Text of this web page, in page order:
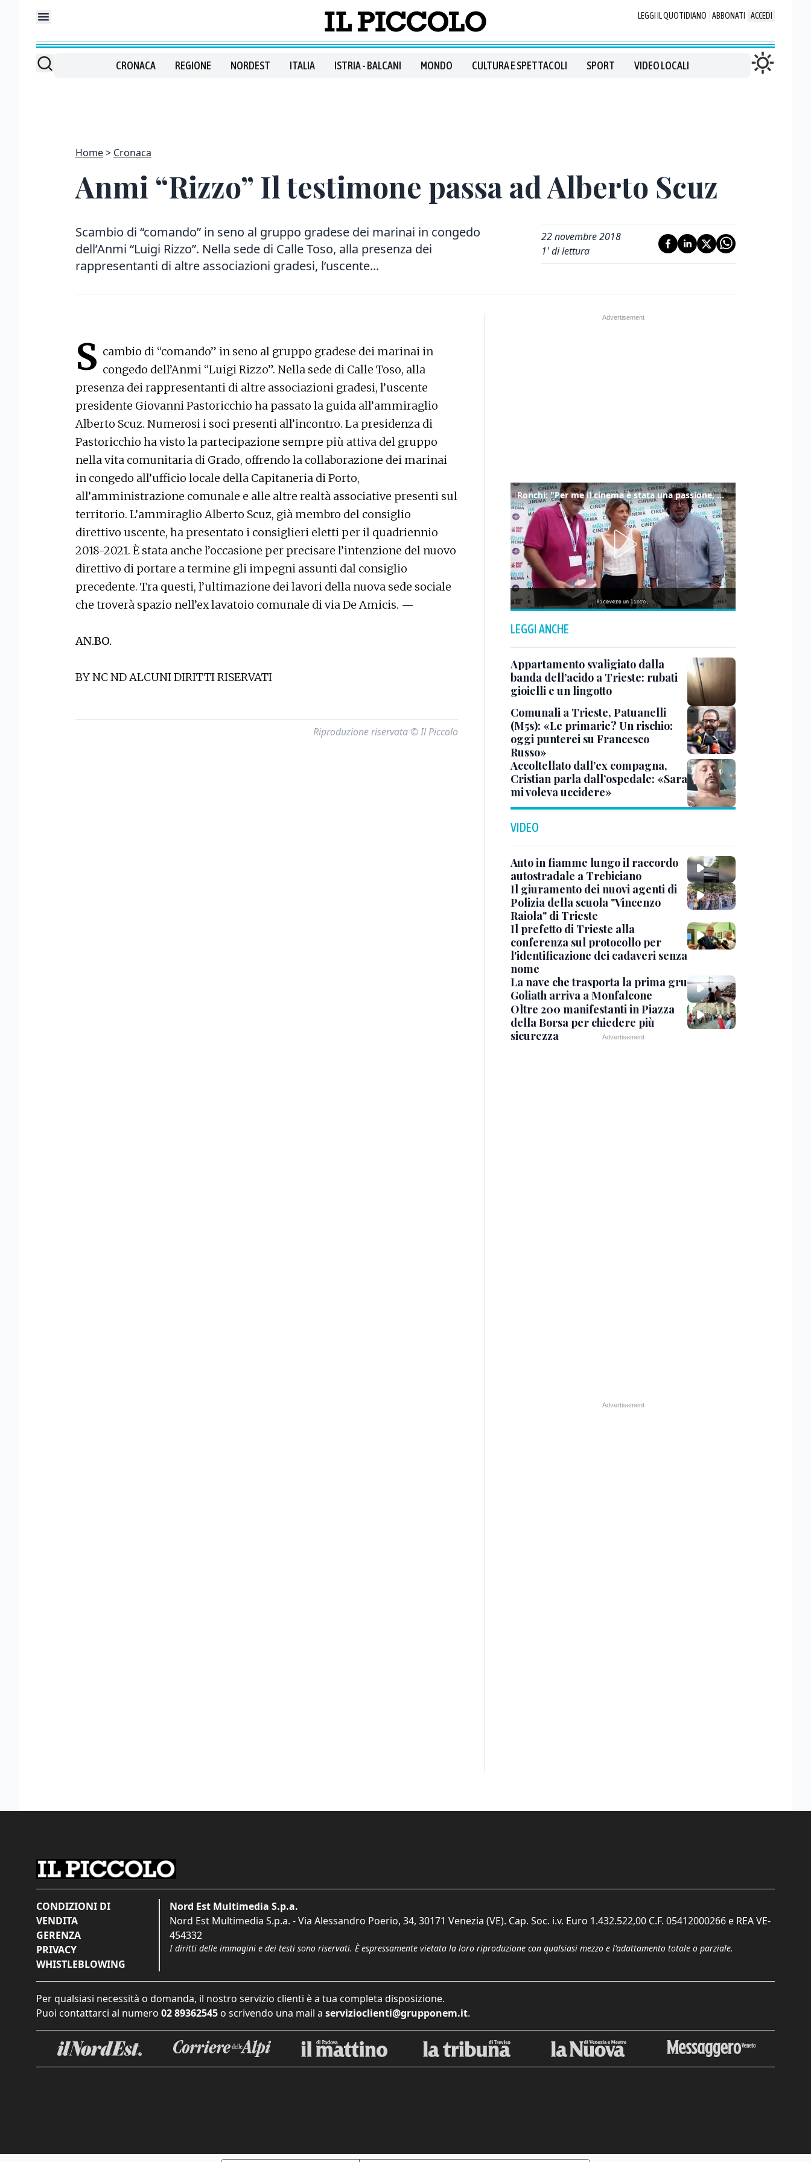
LEGGI IL QUOTIDIANO ABBONATI ACCEDI
CRONACA REGIONE NORDEST ITALIA ISTRIA - BALCANI MONDO CULTURA E SPETTACOLI SPORT VIDEO LOCALI
Home Cronaca
Anmi “Rizzo” Il testimone passa ad Alberto Scuz
Scambio di “comando” in seno al gruppo gradese dei marinai in congedo
dell’Anmi “Luigi Rizzo”. Nella sede di Calle Toso, alla presenza dei
rappresentanti di altre associazioni gradesi, l’uscente...
22 novembre 2018
1' di lettura
S cambio di “comando” in seno al gruppo gradese dei marinai in
congedo dell’Anmi “Luigi Rizzo”. Nella sede di Calle Toso, alla
presenza dei rappresentanti di altre associazioni gradesi, l’uscente
presidente Giovanni Pastoricchio ha passato la guida all’ammiraglio
Alberto Scuz. Numerosi i soci presenti all’incontro. La presidenza di
Pastoricchio ha visto la partecipazione sempre più attiva del gruppo
nella vita comunitaria di Grado, offrendo la collaborazione dei marinai
in congedo all’ufficio locale della Capitaneria di Porto,
all’amministrazione comunale e alle altre realtà associative presenti sul
territorio. L’ammiraglio Alberto Scuz, già membro del consiglio
direttivo uscente, ha presentato i consiglieri eletti per il quadriennio
2018-2021. È stata anche l’occasione per precisare l’intenzione del nuovo
direttivo di portare a termine gli impegni assunti dal consiglio
precedente. Tra questi, l’ultimazione dei lavori della nuova sede sociale
che troverà spazio nell’ex lavatoio comunale di via De Amicis. —
AN.BO.
BY NC ND ALCUNI DIRITTI RISERVATI
Riproduzione riservata © Il Piccolo
Ronchi: "Per me il cinema è stata una passione, monografia dedicata è un bel regalo"
LEGGI ANCHE
Appartamento svaligiato dalla
banda dell’acido a Trieste: rubati
gioielli e un lingotto
Comunali a Trieste, Patuanelli
(M5s): «Le primarie? Un rischio:
oggi punterei su Francesco
Russo»
Accoltellato dall’ex compagna,
Cristian parla dall’ospedale: «Sara
mi voleva uccidere»
VIDEO
Auto in fiamme lungo il raccordo
autostradale a Trebiciano
Il giuramento dei nuovi agenti di
Polizia della scuola "Vincenzo
Raiola" di Trieste
Il prefetto di Trieste alla
conferenza sul protocollo per
l'identificazione dei cadaveri senza
nome
La nave che trasporta la prima gru
Goliath arriva a Monfalcone
Oltre 200 manifestanti in Piazza
della Borsa per chiedere più
sicurezza
CONDIZIONI DI
VENDITA
GERENZA
PRIVACY
WHISTLEBLOWING
Nord Est Multimedia S.p.a.
Nord Est Multimedia S.p.a. - Via Alessandro Poerio, 34, 30171 Venezia (VE). Cap. Soc. i.v. Euro 1.432.522,00 C.F. 05412000266 e REA VE-
454332
I diritti delle immagini e dei testi sono riservati. È espressamente vietata la loro riproduzione con qualsiasi mezzo e l'adattamento totale o parziale.
Per qualsiasi necessità o domanda, il nostro servizio clienti è a tua completa disposizione.
Puoi contattarci al numero 02 89362545 o scrivendo una mail a servizioclienti@grupponem.it.